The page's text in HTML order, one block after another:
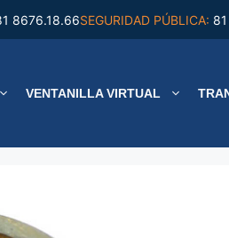
8676.18.66SEGURIDAD PÚBLICA:
VENTANILLA VIRTUAL